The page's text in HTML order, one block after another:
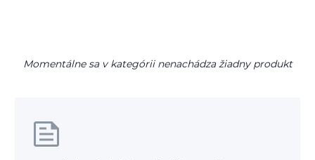
Momentálne sa v kategórii nenachádza žiadny produkt